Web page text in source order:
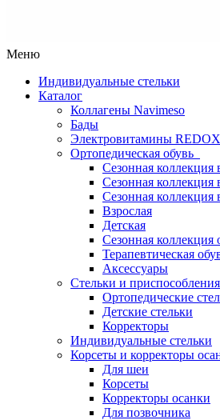
Меню
Индивидуальные стельки
Каталог
Коллагены Navimeso
Бады
Электровитамины REDOX
Ортопедическая обувь
Сезонная коллекция
Сезонная коллекция
Сезонная коллекция
Взрослая
Детская
Сезонная коллекция
Терапевтическая
Аксессуары
Стельки и
Ортопедические
Детские стельки
Корректоры
Индивидуальные стельки
Корсеты и корректоры
Для шеи
Корсеты
Корректоры осанки
Для позвочника